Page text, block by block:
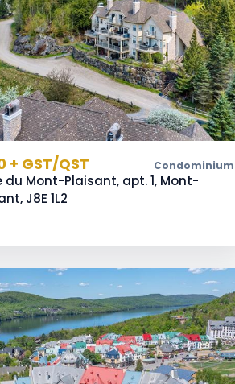
+ GST/QST Condominium
du Mont-Plaisant, apt. 1, Mont-
J8E 1L2